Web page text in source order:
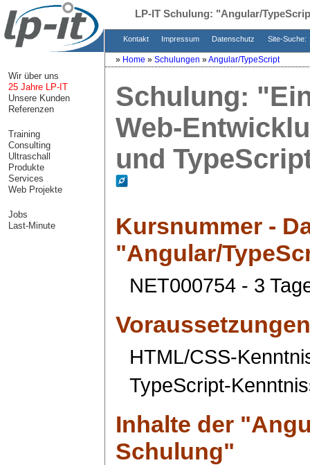
LP-IT Schulung: "Angular/
Kontakt Impressum Datenschutz Site-Suche:
» Home » Schulungen »Angular/TypeScript
Schulung:
Web-
und
Kursnummer -
"Angular/
NET000754 - 3
Voraussetzungen
HTML/CSS-
TypeScript-
Inhalte der "
Schulung"
Wir über uns
25 Jahre LP-IT
Unsere Kunden
Referenzen
Training
Consulting
Ultraschall
Produkte
Services
Web Projekte
Jobs
Last-Minute